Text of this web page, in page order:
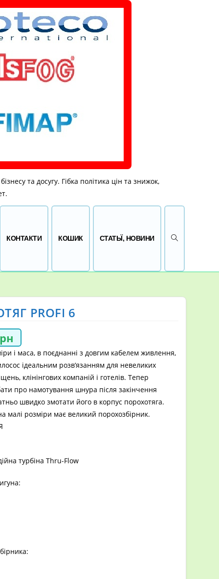
та досугу. Гібка політика цін та знижок,
КОНТАКТИ КОШИК СТАТЬЇ, НОВИНИ ПЕРЕМКНУТИ
PROFI 6
і маса, в поєднанні з довгим кабелем живлення,
ідеальним розв’язанням для невеликих
клінінгових компаній і готелів. Тепер
про намотування шнура після закінчення
швидко змотати його в корпус порохотяга.
малі розміри має великий порохозбірник.
турбіна Thru-Flow